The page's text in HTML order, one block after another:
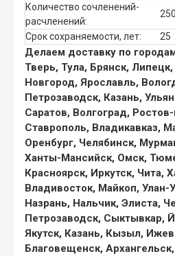
Количество сочленений-
расчленений:
250
Срок сохраняемости, лет: 25
Делаем доставку по
Тверь, Тула, Брянск,
Новгород, Ярославль,
Петрозаводск, Казань,
Саратов, Волгоград,
Ставрополь, Владикавказ,
Оренбург, Челябинск,
Ханты-Мансийск, Омск,
Красноярск, Иркутск, Чита,
Владивосток, Майкоп, Улан-
Назрань, Нальчик, Элиста,
Петрозаводск, Сыктывкар,
Якутск, Казань, Кызыл,
Благовещенск,